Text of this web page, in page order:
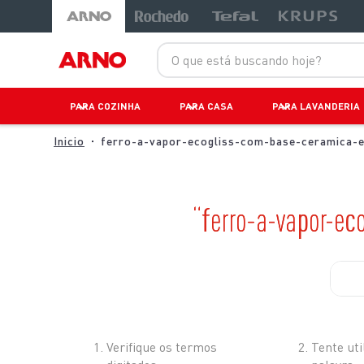
O que está buscando hoje?
PARA COZINHA PARA CASA PARA LAVANDERIA
ferro-a-vapor-ecogliss-com-base-ceramica-
ferro-a-vapor-
Verifique os termos
Tente